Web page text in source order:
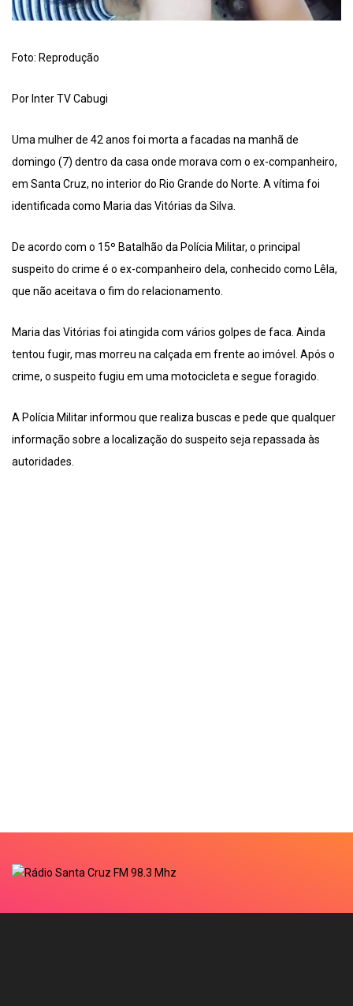
Foto: Reprodução
Por Inter TV Cabugi
Uma mulher de 42 anos foi morta a facadas na manhã de
domingo (7) dentro da casa onde morava com o ex-companheiro,
em Santa Cruz, no interior do Rio Grande do Norte. A vítima foi
identificada como Maria das Vitórias da Silva.
De acordo com o 15º Batalhão da Polícia Militar, o principal
suspeito do crime é o ex-companheiro dela, conhecido como Lêla,
que não aceitava o fim do relacionamento.
Maria das Vitórias foi atingida com vários golpes de faca. Ainda
tentou fugir, mas morreu na calçada em frente ao imóvel. Após o
crime, o suspeito fugiu em uma motocicleta e segue foragido.
A Polícia Militar informou que realiza buscas e pede que qualquer
informação sobre a localização do suspeito seja repassada às
autoridades.